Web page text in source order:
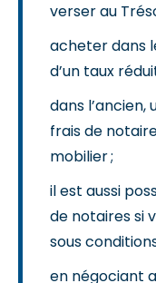
verser au
acheter dans
d’un taux
dans l’ancien,
frais de
mobilier ;
il est aussi
de notaires si
sous
en négociant